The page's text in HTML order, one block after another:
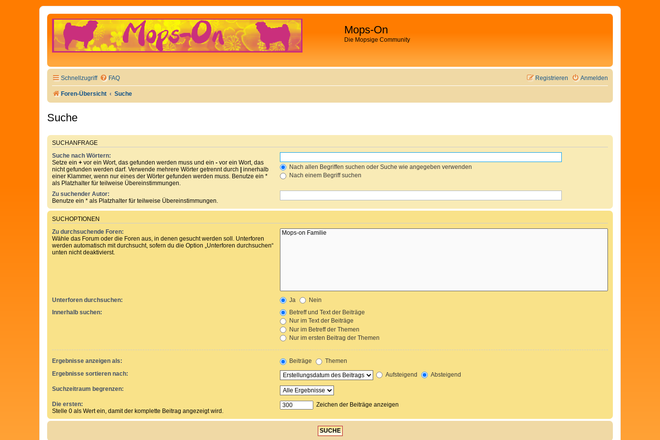
Mops-On
Die Mopsige Community
Schnellzugriff FAQ Anmelden
Registrieren
Foren-Übersicht Suche
Suche
SUCHANFRAGE
Suche nach Wörtern:
Setze ein + vor ein Wort, das gefunden werden muss und ein - vor ein Wort, das
nicht gefunden werden darf. Verwende mehrere Wörter getrennt durch
innerhalb
einer Klammer, wenn nur eines der Wörter gefunden werden muss. Benutze ein *
als Platzhalter für teilweise Übereinstimmungen.
Nach allen Begriffen suchen oder Suche wie angegeben verwenden
Nach einem Begriff suchen
Zu suchender Autor:
Benutze ein * als Platzhalter für teilweise Übereinstimmungen.
SUCHOPTIONEN
Zu durchsuchende Foren:
Wähle das Forum oder die Foren aus, in denen gesucht werden soll. Unterforen
werden automatisch mit durchsucht, sofern du die Option „Unterforen durchsuchen“
unten nicht deaktivierst.
Unterforen durchsuchen: Ja
Nein
Innerhalb suchen:
Betreff und Text der Beiträge
Nur im Text der Beiträge
Nur im Betreff der Themen
Nur im ersten Beitrag der Themen
Ergebnisse anzeigen als: Beiträge
Themen
Ergebnisse sortieren nach:
Aufsteigend Absteigend
Suchzeitraum begrenzen:
Die ersten:
Stelle 0 als Wert ein, damit der komplette Beitrag angezeigt wird.
Zeichen der Beiträge anzeigen